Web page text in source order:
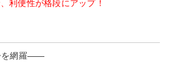
利便性が格段にアップ！
を網羅――